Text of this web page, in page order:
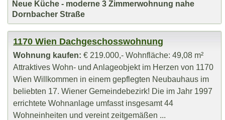
Neue Küche - moderne 3 Zimmerwohnung nahe
Dornbacher Straße
1170 Wien Dachgeschosswohnung
Wohnung kaufen: € 219.000,- Wohnfläche: 49,08 m²
Attraktives Wohn- und Anlageobjekt im Herzen von 1170
Wien Willkommen in einem gepflegten Neubauhaus im
beliebten 17. Wiener Gemeindebezirk! Die im Jahr 1997
errichtete Wohnanlage umfasst insgesamt 44
Wohneinheiten und vereint zeitgemäßen ...